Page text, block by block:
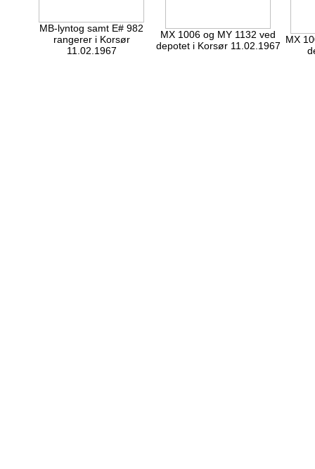
MB-lyntog samt E# 982
rangerer i Korsør
11.02.1967
MX 1006 og MY 1132 ved
depotet i Korsør 11.02.1967
MX